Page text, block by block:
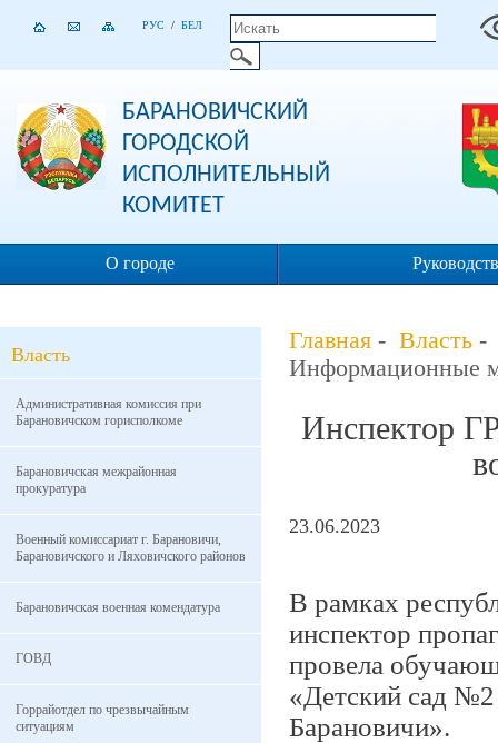
РУС / БЕЛ
БАРАНОВИЧСКИЙ
ГОРОДСКОЙ
ИСПОЛНИТЕЛЬНЫЙ
КОМИТЕТ
О городе
Власть
Административная комиссия при
Барановичском горисполкоме
Барановичская межрайонная
прокуратура
Военный комиссариат г. Барановичи,
Барановичского и Ляховичского районов
Барановичская военная комендатура
ГОВД
Горрайотдел по чрезвычайным
ситуациям
Главная - Власть
Информационные
Инспектор
23.06.2023
В рамках
инспектор
провела
«Детский сад
Барановичи».